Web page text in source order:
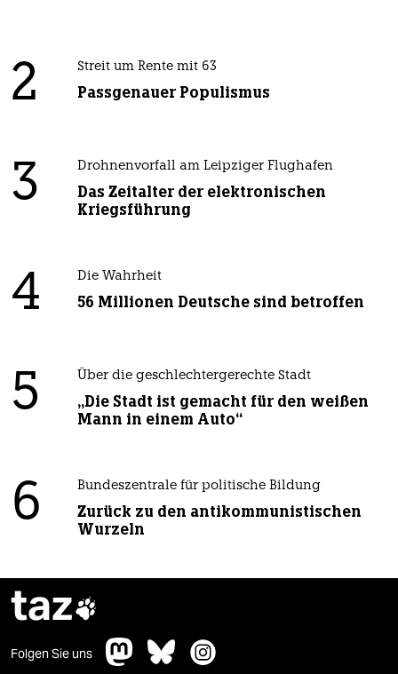
2 Streit um Rente mit 63
Passgenauer Populismus
3 Drohnenvorfall am Leipziger Flughafen
Das Zeitalter der elektronischen
Kriegsführung
4 Die Wahrheit
56 Millionen Deutsche sind betroffen
5 Über die geschlechtergerechte Stadt
„Die Stadt ist gemacht für den weißen
Mann in einem Auto“
6 Bundeszentrale für politische Bildung
Zurück zu den antikommunistischen
Wurzeln
taz
Folgen Sie uns